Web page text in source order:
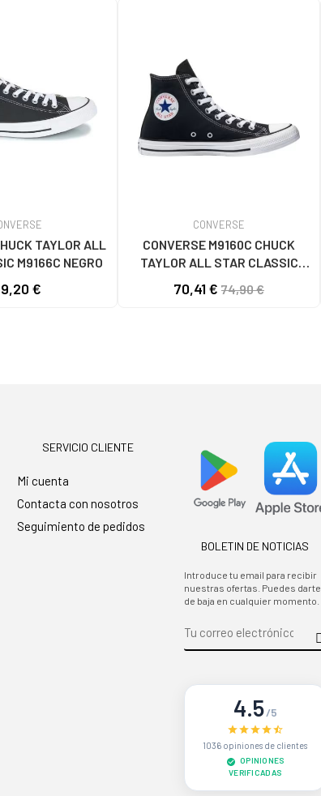
TAYLOR ALL
M9166C NEGRO
€
CONVERSE
CONVERSE M9160C CHUCK
TAYLOR ALL STAR CLASSIC
70,41 € 74,90 €
SERVICIO CLIENTE
Mi cuenta
Contacta con nosotros
Seguimiento de pedidos
BOLETIN DE NOTICIAS
Introduce tu email para recibir
nuestras ofertas. Puedes darte
de baja en cualquier momento.
4.5/5
1036 opiniones de clientes
OPINIONES
VERIFICADAS